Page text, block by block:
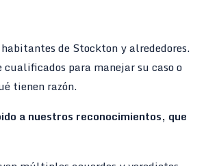
de Stockton y alrededores.
para manejar su caso o
tienen razón.
a nuestros reconocimientos, que